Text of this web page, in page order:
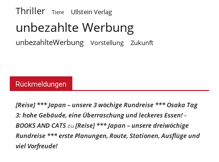
Thriller Tiere Ullstein Verlag
unbezahlte Werbung
unbezahlteWerbung Vorstellung Zukunft
Rückmeldungen
[Reise] *** Japan – unsere 3 wöchige Rundreise *** Osaka Tag
3: hohe Gebäude, eine Überraschung und leckeres Essen! -
BOOKS AND CATSzu[Reise] *** Japan – unsere dreiwöchige
Rundreise *** erste Planungen, Route, Stationen, Ausflüge und
viel Vorfreude!